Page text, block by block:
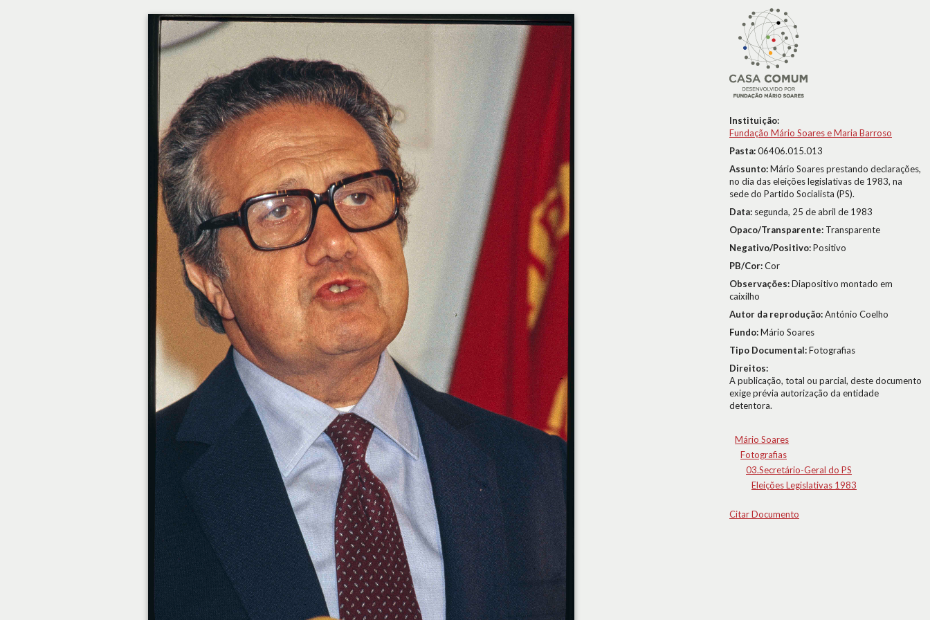
Instituição:
Fundação Mário Soares e Maria Barroso
Pasta:06406.015.013
Assunto:Mário Soares prestando declarações,
no dia das eleições legislativas de 1983, na
sede do Partido Socialista (PS).
Data: segunda, 25 de abril de 1983
Opaco/Transparente: Transparente
Negativo/Positivo:Positivo
PB/Cor:Cor
Observações:Diapositivo montado em
caixilho
Autor da reprodução:António Coelho
Fundo:Mário Soares
Tipo Documental:Fotografias
Direitos:
A publicação, total ou parcial, deste documento
exige prévia autorização da entidade
detentora.
Mário Soares
Fotografias
03.Secretário-Geral do PS
Eleições Legislativas 1983
Citar Documento